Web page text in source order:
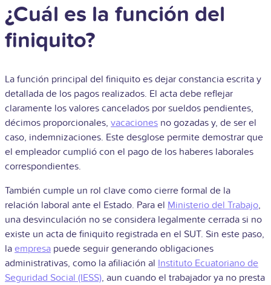
¿Cuál es la función del
finiquito?
La función principal del finiquito es dejar constancia escrita y
detallada de los pagos realizados. El acta debe reflejar
claramente los valores cancelados por sueldos pendientes,
décimos proporcionales, vacaciones no gozadas y, de ser el
caso, indemnizaciones. Este desglose permite demostrar que
el empleador cumplió con el pago de los haberes laborales
correspondientes.
También cumple un rol clave como cierre formal de la
relación laboral ante el Estado. Para el Ministerio del Trabajo,
una desvinculación no se considera legalmente cerrada si no
existe un acta de finiquito registrada en el SUT. Sin este paso,
la empresa puede seguir generando obligaciones
administrativas, como la afiliación al Instituto Ecuatoriano de
Seguridad Social (IESS), aun cuando el trabajador ya no presta